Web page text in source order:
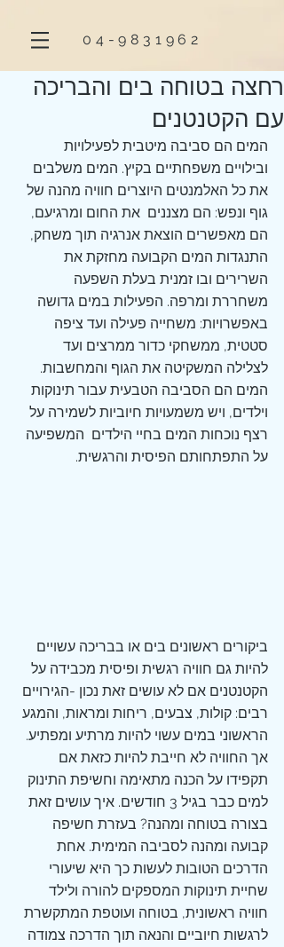
04-9831962
רחצה בטוחה בים והבריכה
עם הקטנטנים
המים הם סביבה מיטבית לפעילויות
ובילויים משפחתיים בקיץ. המים משלבים
את כל האלמנטים היוצרים חוויה מהנה של
גוף ונפש: הם מצננים  את החום ומרגיעם,
הם מאפשרים הוצאת אנרגיה תוך משחק,
התנגדות המים הקבועה מחזקת את
השרירים ובו זמנית בעלת השפעה
משחררת ומרפה. הפעילות במים גדושה
באפשרויות: משחייה פעילה ועד ציפה
סטטית, ממשחקי כדור ממרצים ועד
לצלילה המשקיטה את הגוף והמחשבות.
המים הם הסביבה הטבעית עבור תינוקות
וילדים, ויש משמעויות חיוביות לשמירה על
רצף נוכחות המים בחיי הילדים  המשפיעה
על התפתחותם הפיסית והרגשית.
ביקורים ראשונים בים או בבריכה עשויים
להיות גם חוויה רגשית ופיסית מכבידה על
הקטנטנים אם לא עושים זאת נכון -הגירויים
רבים: קולות, צבעים, ריחות ומראות, והמגע
הראשוני במים עשוי להיות מרתיע ומפתיע.
אך החוויה לא חייבת להיות כזאת אם
תקפידו על הכנה מתאימה וחשיפת התינוק
למים כבר בגיל 3 חודשים. איך עושים זאת
בצורה בטוחה ומהנה? בעזרת חשיפה
קבועה ומהנה לסביבה המימית. אחת
הדרכים הטובות לעשות כך היא שיעורי
שחיית תינוקות המספקים להורה ולילד
חוויה ראשונית, בטוחה ועוטפת המתקשרת
לרגשות חיוביים והנאה תוך הדרכה צמודה